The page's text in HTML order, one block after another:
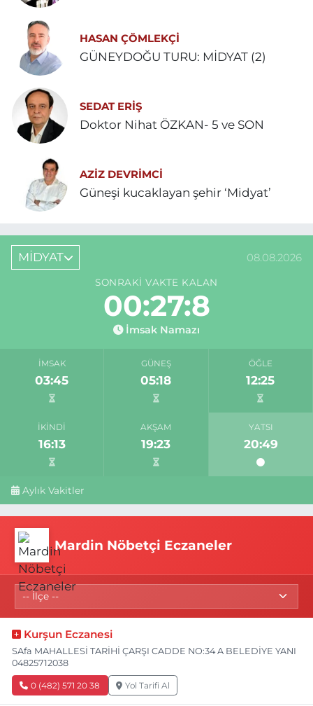
HASAN ÇÖMLEKÇİ
GÜNEYDOĞU TURU: MİDYAT (2)
SEDAT ERİŞ
Doktor Nihat ÖZKAN- 5 ve SON
AZIZ DEVRIMCI
Güneşi kucaklayan şehir ‘Midyat’
MİDYAT 08.08.2026
SONRAKI VAKTE KALAN
00:27:8
İmsak Namazı
İMSAK
03:45
GÜNEŞ
05:18
ÖĞLE
12:25
İKINDI
16:13
AKŞAM
19:23
YATSI
20:49
Aylık Vakitler
Mardin Nöbetçi Eczaneler
Kurşun Eczanesi
SAfa MAHALLESİ TARİHİ ÇARŞI CADDE NO:34 A BELEDİYE YANI
04825712038
0 (482) 571 20 38 Yol Tarifi Al